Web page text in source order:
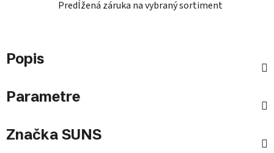
Predĺžená záruka na vybraný sortiment
Popis
Parametre
Značka SUNS